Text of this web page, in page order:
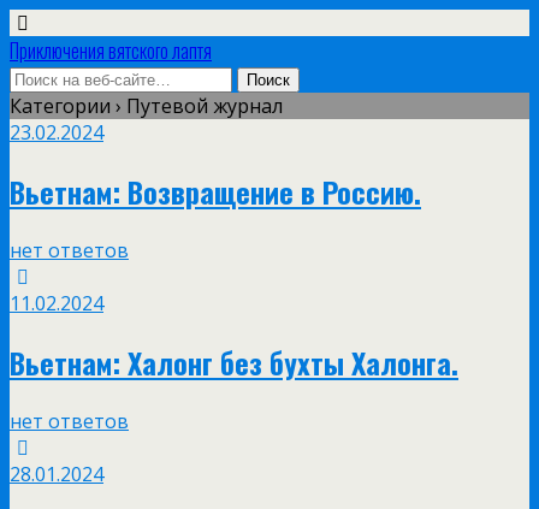
Приключения вятского лаптя
Категории › Путевой журнал
23.02.2024
Вьетнам: Возвращение в Россию.
нет ответов
11.02.2024
Вьетнам: Халонг без бухты Халонга.
нет ответов
28.01.2024